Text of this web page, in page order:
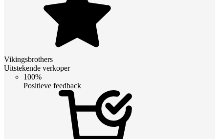
Vikingsbrothers
Uitstekende verkoper
100%
Positieve feedback